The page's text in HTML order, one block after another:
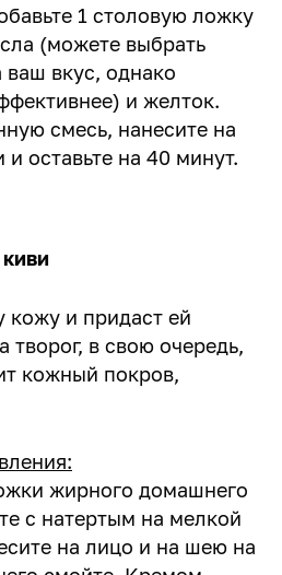
1 столовую ложку
(можете выбрать
ваш вкус, однако
и желток.
смесь, нанесите на
оставьте на 40 минут.
кожу и придаст ей
творог, в свою очередь,
кожный покров,
жирного домашнего
с натертым на мелкой
на лицо и на шею на